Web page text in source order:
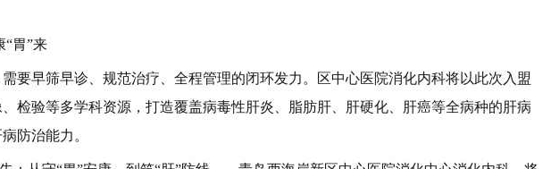
“胃”来
要早筛早诊、规范治疗、全程管理的闭环发力。区中心医院消化内科将以此次入盟
检验等多学科资源，打造覆盖病毒性肝炎、脂肪肝、肝硬化、肝癌等全病种的肝病
防治能力。